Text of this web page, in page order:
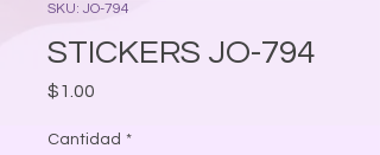
SKU: JO-794
STICKERS JO-794
$1.00
Cantidad *